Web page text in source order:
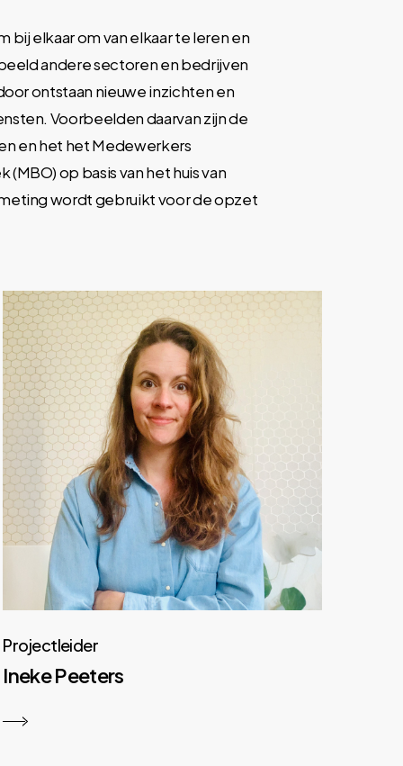
bij elkaar om van elkaar te leren en
andere sectoren en bedrijven
ontstaan nieuwe inzichten en
Voorbeelden daarvan zijn de
en het het Medewerkers
op basis van het huis van
wordt gebruikt voor de opzet
Projectleider
Ineke Peeters